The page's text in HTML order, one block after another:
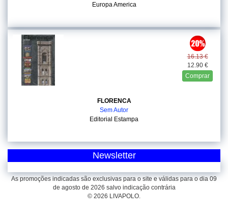
Europa America
16.13 €
12.90 €
Comprar
FLORENCA
Sem Autor
Editorial Estampa
Newsletter
As promoções indicadas são exclusivas para o site e válidas para o dia 09
de agosto de 2026 salvo indicação contrária
© 2026 LIVAPOLO.